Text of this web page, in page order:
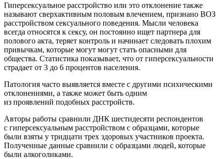
Гиперсексуальное расстройство или это отклонение также
называют сверхактивным половым влечением, признано ВОЗ
расстройством сексуального поведения. Мысли человека
всегда относятся к сексу, он постоянно ищет партнера для
полового акта, теряет контроль и начинает следовать плохим
привычкам, которые могут могут стать опасными для
общества. Статистика показывает, что от гиперсексуальности
страдает от 3 до 6 процентов населения.
Патология часто выявляется вместе с другими психическими
отклонениями, а также может быть одним
из проявлений подобных расстройств.
Авторы работы сравнили ДНК шестидесяти респондентов
с гиперсексуальным расстройством с образцами, которые
были взяты у тридцати трех здоровых участников проекта.
Полученные данные сравнили с образцами людей, которые
были алкоголиками.